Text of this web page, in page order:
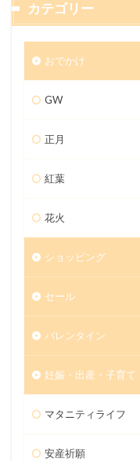
カテゴリー
おでかけ
GW
正月
紅葉
花火
ショッピング
セール
バレンタイン
妊娠・出産・子育て
マタニティライフ
安産祈願